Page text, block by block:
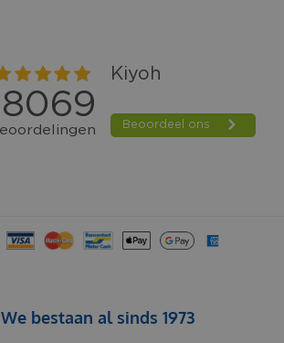
We bestaan al sinds 1973